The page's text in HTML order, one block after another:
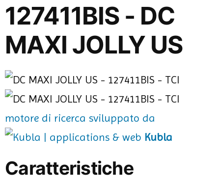
127411BIS - DC
MAXI JOLLY US
motore di ricerca sviluppato da
Kubla
Caratteristiche